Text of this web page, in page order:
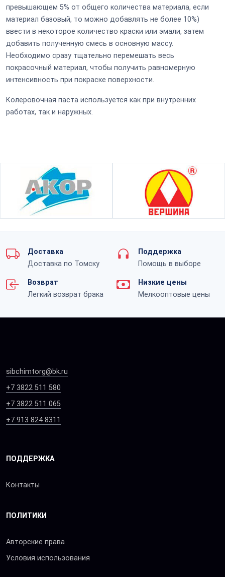
превышающем 5% от общего количества материала, если
материал базовый, то можно добавлять не более 10%)
ввести в некоторое количество краски или эмали, затем
добавить полученную смесь в основную массу.
Необходимо сразу тщательно перемешать весь
покрасочный материал, чтобы получить равномерную
интенсивность при покраске поверхности.
Колеровочная паста используется как при внутренних
работах, так и наружных.
Доставка
Доставка по Томску
Поддержка
Помощь в выборе
Возврат
Легкий возврат брака
Низкие цены
Мелкооптовые цены
sibchimtorg@bk.ru
+7 3822 511 580
+7 3822 511 065
+7 913 824 8311
ПОДДЕРЖКА
Контакты
ПОЛИТИКИ
Авторские права
Условия использования